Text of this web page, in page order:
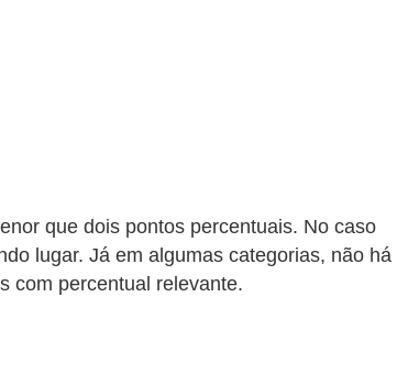
que dois pontos percentuais. No caso
lugar. Já em algumas categorias, não há
com percentual relevante.